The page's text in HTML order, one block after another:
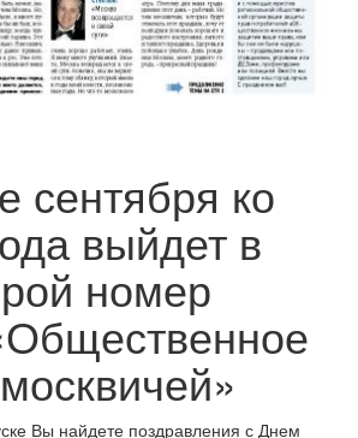
сентября ко
выйдет в
номер
Вы найдете поздравления с Днем